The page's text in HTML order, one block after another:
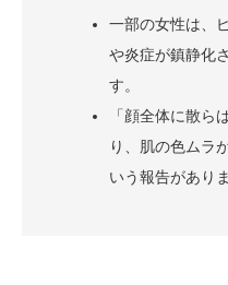
一部の女性は、
や炎症が鎮静化
す。
「顔全体に散ら
り、肌の色ムラ
いう報告がありま